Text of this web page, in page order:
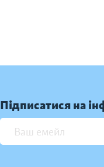
Підписатися на